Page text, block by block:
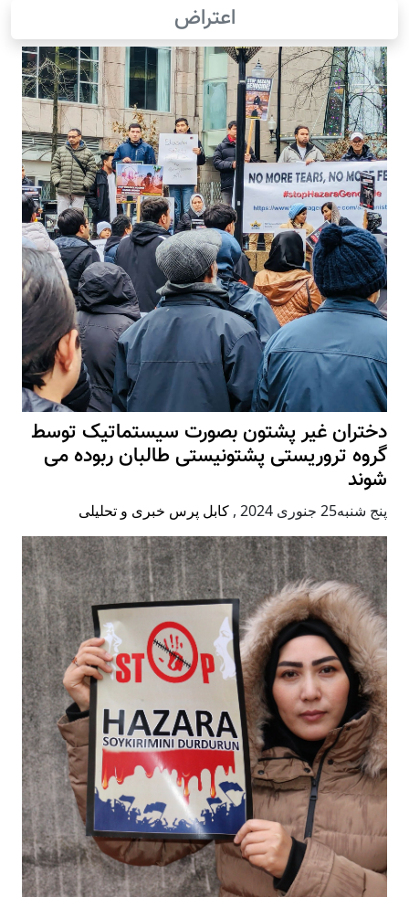
اعتراض
دختران غیر پشتون بصورت سیستماتیک توسط
گروه تروریستی پشتونیستی طالبان ربوده می
شوند
پنج شنبه25 جنوری 2024 , کابل پرس خبری و تحلیلی